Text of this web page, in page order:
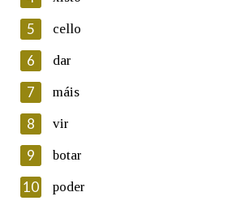
Lin e acepto as condicións da
Introduce o código que aparece na imaxe:
Texto de verificación
5 cello
6 dar
7 máis
8 vir
9 botar
10 poder